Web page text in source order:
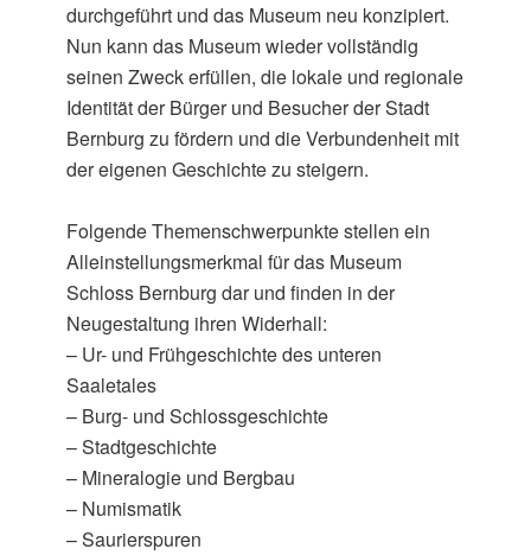
durchgeführt und das Museum neu konzipiert.
Nun kann das Museum wieder vollständig
seinen Zweck erfüllen, die lokale und regionale
Identität der Bürger und Besucher der Stadt
Bernburg zu fördern und die Verbundenheit mit
der eigenen Geschichte zu steigern.
Folgende Themenschwerpunkte stellen ein
Alleinstellungsmerkmal für das Museum
Schloss Bernburg dar und finden in der
Neugestaltung ihren Widerhall:
– Ur- und Frühgeschichte des unteren
Saaletales
– Burg- und Schlossgeschichte
– Stadtgeschichte
– Mineralogie und Bergbau
– Numismatik
– Saurierspuren